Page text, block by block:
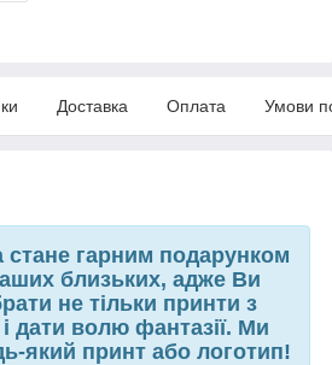
Доставка Оплата Умови
гарним подарунком
близьких, адже Ви
не тільки принти з
і дати волю фантазії. Ми
який принт або логотип!